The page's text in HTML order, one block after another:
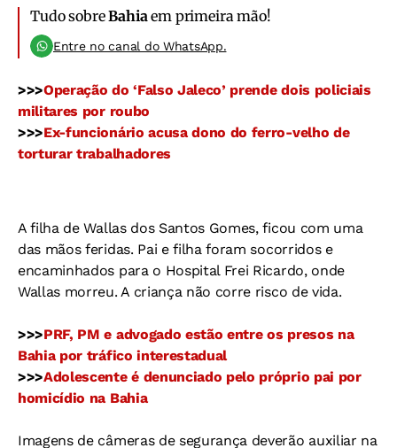
Tudo sobreBahiaem primeira mão!
Entre no canal do WhatsApp.
>>>Operação do ‘Falso Jaleco’ prende dois policiais
militares por roubo
>>>Ex-funcionário acusa dono do ferro-velho de
torturar trabalhadores
A filha de Wallas dos Santos Gomes, ficou com uma
das mãos feridas. Pai e filha foram socorridos e
encaminhados para o Hospital Frei Ricardo, onde
Wallas morreu. A criança não corre risco de vida.
>>>PRF, PM e advogado estão entre os presos na
Bahia por tráfico interestadual
>>>Adolescente é denunciado pelo próprio pai por
homicídio na Bahia
Imagens de câmeras de segurança deverão auxiliar na